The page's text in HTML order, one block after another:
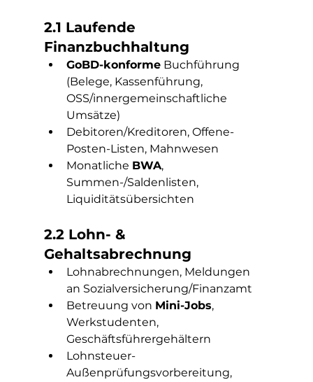
2.1 Laufende
Finanzbuchhaltung
GoBD-konforme Buchführung
(Belege, Kassenführung,
OSS/innergemeinschaftliche
Umsätze)
Debitoren/Kreditoren, Offene-
Posten-Listen, Mahnwesen
Monatliche BWA,
Summen-/Saldenlisten,
Liquiditätsübersichten
2.2 Lohn- &
Gehaltsabrechnung
Lohnabrechnungen, Meldungen
an Sozialversicherung/Finanzamt
Betreuung von Mini-Jobs,
Werkstudenten,
Geschäftsführergehältern
Lohnsteuer-
Außenprüfungsvorbereitung,